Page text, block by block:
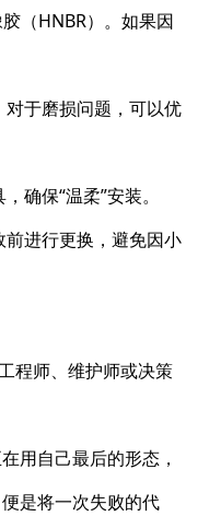
（HNBR）。如果因
于磨损问题，可以优
确保“温柔”安装。
进行更换，避免因小
程师、维护师或决策
用自己最后的形态，
是将一次失败的代